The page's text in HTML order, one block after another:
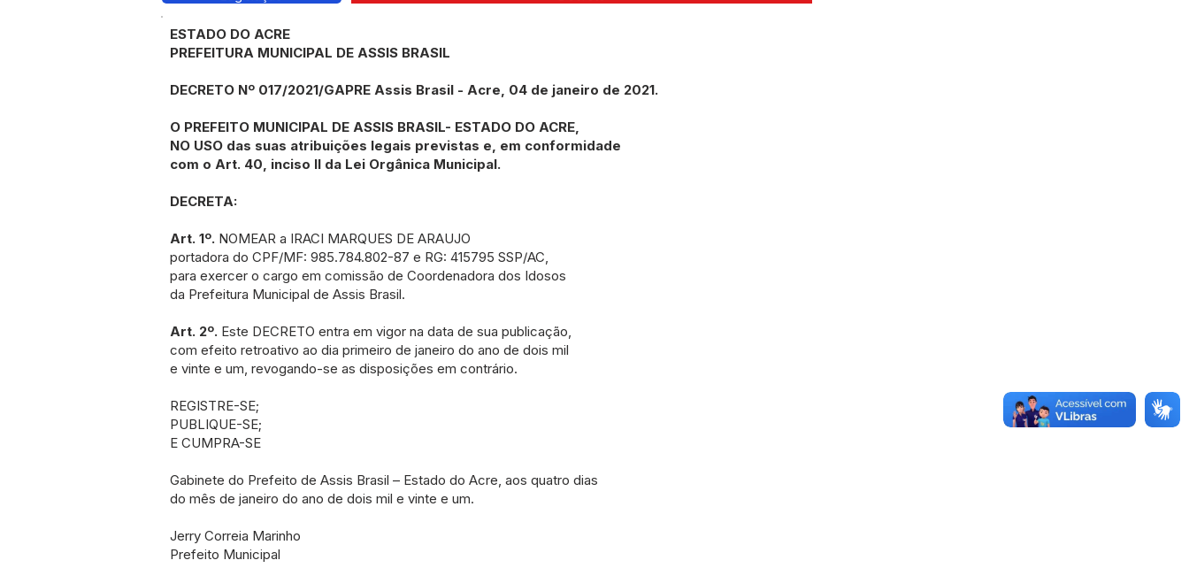
ESTADO DO ACRE
PREFEITURA MUNICIPAL DE ASSIS BRASIL
DECRETO Nº 017/2021/GAPRE Assis Brasil - Acre, 04 de janeiro de 2021.
O PREFEITO MUNICIPAL DE ASSIS BRASIL- ESTADO DO ACRE,
NO USO das suas atribuições legais previstas e, em conformidade
com o Art. 40, inciso II da Lei Orgânica Municipal.
DECRETA:
Art. 1º. NOMEAR a IRACI MARQUES DE ARAUJO
portadora do CPF/MF: 985.784.802-87 e RG: 415795 SSP/AC,
para exercer o cargo em comissão de Coordenadora dos Idosos
da Prefeitura Municipal de Assis Brasil.
Art. 2º. Este DECRETO entra em vigor na data de sua publicação,
com efeito retroativo ao dia primeiro de janeiro do ano de dois mil
e vinte e um, revogando-se as disposições em contrário.
REGISTRE-SE;
PUBLIQUE-SE;
E CUMPRA-SE
Gabinete do Prefeito de Assis Brasil – Estado do Acre, aos quatro dias
do mês de janeiro do ano de dois mil e vinte e um.
Jerry Correia Marinho
Prefeito Municipal